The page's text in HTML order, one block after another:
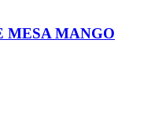
MESA MANGO